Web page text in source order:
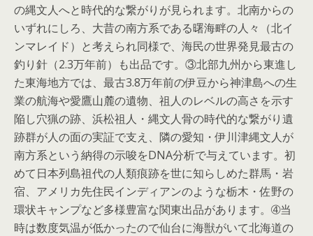
の縄文人へと時代的な繋がりが見られます。北南からの
いずれにしろ、大昔の南方系である曙海畔の人々（北イ
ンマレイド）と考えられ同様で、海民の世界発見最古の
釣り針（2.3万年前）も出品です。③北部九州から東進し
た東海地方では、最古3.8万年前の伊豆から神津島への生
業の航海や愛鷹山麓の遺物、祖人のレベルの高さを示す
陥し穴猟の跡、浜松祖人・縄文人骨の時代的な繋がり遺
跡群が人の面の実証で支え、隣の愛知・伊川津縄文人が
南方系という納得の示唆をDNA分析で与えています。初
めて日本列島祖代の人類痕跡を世に知らしめた群馬・岩
宿、アメリカ先住民インディアンのような栃木・佐野の
環状キャンプなど多様豊富な関東出品があります。➃当
時は数度気温が低かったので仙台に海獣がいて北海道の